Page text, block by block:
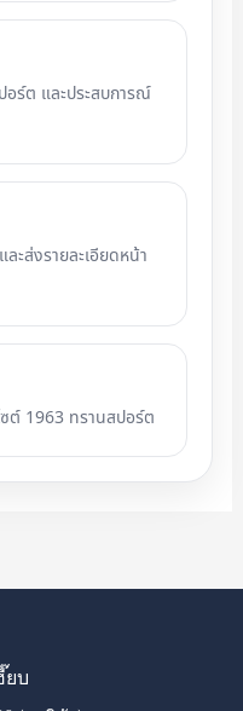
ร์ต และประสบการณ์
ะส่งรายละเอียดหน้า
ต์ 1963 ทรานสปอร์ต
ยบ